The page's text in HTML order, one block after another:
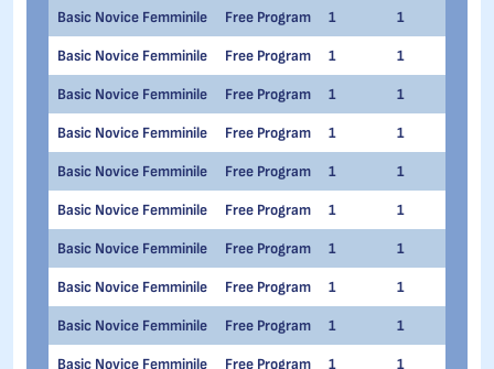
Basic Novice Femminile Free Program 1 1
Basic Novice Femminile Free Program 1 1
Basic Novice Femminile Free Program 1 1
Basic Novice Femminile Free Program 1 1
Basic Novice Femminile Free Program 1 1
Basic Novice Femminile Free Program 1 1
Basic Novice Femminile Free Program 1 1
Basic Novice Femminile Free Program 1 1
Basic Novice Femminile Free Program 1 1
Basic Novice Femminile Free Program 1 1